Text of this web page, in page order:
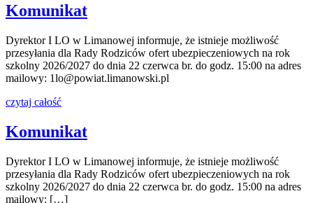
Komunikat
Dyrektor I LO w Limanowej informuje, że istnieje możliwość
przesyłania dla Rady Rodziców ofert ubezpieczeniowych na rok
szkolny 2026/2027 do dnia 22 czerwca br. do godz. 15:00 na adres
mailowy: 1lo@powiat.limanowski.pl
czytaj całość
Komunikat
Dyrektor I LO w Limanowej informuje, że istnieje możliwość
przesyłania dla Rady Rodziców ofert ubezpieczeniowych na rok
szkolny 2026/2027 do dnia 22 czerwca br. do godz. 15:00 na adres
mailowy: […]